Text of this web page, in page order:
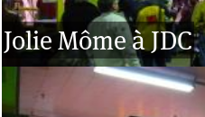
Jolie Môme à JDC